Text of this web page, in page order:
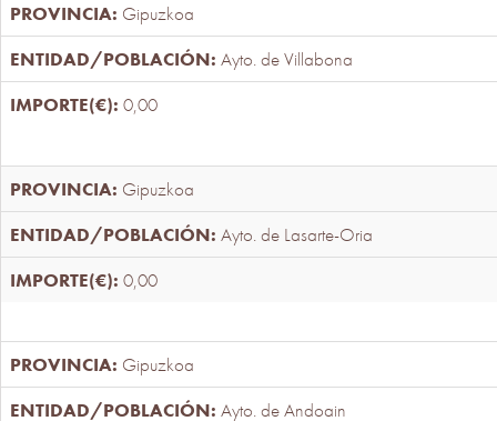
Gipuzkoa
Ayto. de Villabona
0,00
Gipuzkoa
Ayto. de Lasarte-Oria
0,00
Gipuzkoa
Ayto. de Andoain